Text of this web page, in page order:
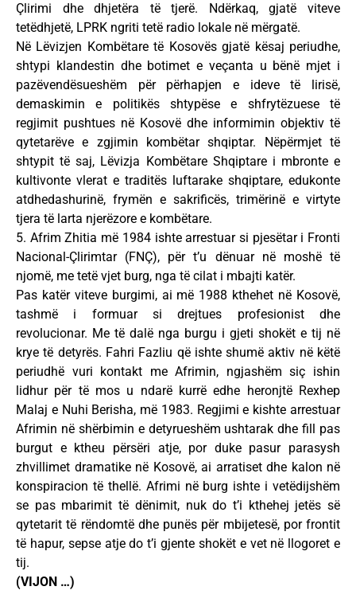
Çlirimi dhe dhjetëra të tjerë. Ndërkaq, gjatë viteve
tetëdhjetë, LPRK ngriti tetë radio lokale në mërgatë.
Në Lëvizjen Kombëtare të Kosovës gjatë kësaj periudhe,
shtypi klandestin dhe botimet e veçanta u bënë mjet i
pazëvendësueshëm për përhapjen e ideve të lirisë,
demaskimin e politikës shtypëse e shfrytëzuese të
regjimit pushtues në Kosovë dhe informimin objektiv të
qytetarëve e zgjimin kombëtar shqiptar. Nëpërmjet të
shtypit të saj, Lëvizja Kombëtare Shqiptare i mbronte e
kultivonte vlerat e traditës luftarake shqiptare, edukonte
atdhedashurinë, frymën e sakrificës, trimërinë e virtyte
tjera të larta njerëzore e kombëtare.
5. Afrim Zhitia më 1984 ishte arrestuar si pjesëtar i Fronti
Nacional-Çlirimtar (FNÇ), për t’u dënuar në moshë të
njomë, me tetë vjet burg, nga të cilat i mbajti katër.
Pas katër viteve burgimi, ai më 1988 kthehet në Kosovë,
tashmë i formuar si drejtues profesionist dhe
revolucionar. Me të dalë nga burgu i gjeti shokët e tij në
krye të detyrës. Fahri Fazliu që ishte shumë aktiv në këtë
periudhë vuri kontakt me Afrimin, ngjashëm siç ishin
lidhur për të mos u ndarë kurrë edhe heronjtë Rexhep
Malaj e Nuhi Berisha, më 1983. Regjimi e kishte arrestuar
Afrimin në shërbimin e detyrueshëm ushtarak dhe fill pas
burgut e ktheu përsëri atje, por duke pasur parasysh
zhvillimet dramatike në Kosovë, ai arratiset dhe kalon në
konspiracion të thellë. Afrimi në burg ishte i vetëdijshëm
se pas mbarimit të dënimit, nuk do t’i kthehej jetës së
qytetarit të rëndomtë dhe punës për mbijetesë, por frontit
të hapur, sepse atje do t’i gjente shokët e vet në llogoret e
tij.
(VIJON …)